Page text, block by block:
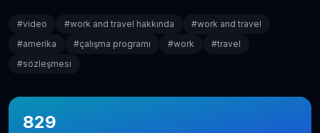
#video #work and travel hakkında #work and travel
#amerika #çalışma programı #work #travel
#sözleşmesi
829